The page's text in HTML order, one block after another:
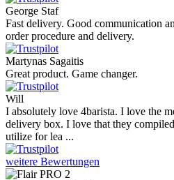
George Staf
Fast delivery. Good communication
order procedure and delivery.
Martynas Sagaitis
Great product. Game changer.
Will
I absolutely love 4barista. I love the
delivery box. I love that they
utilize for lea ...
weitere Bewertungen